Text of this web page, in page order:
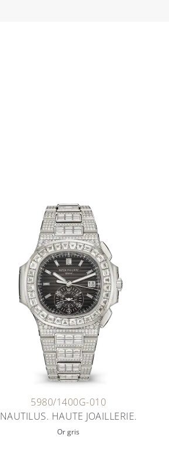
5980/1400G-010
NAUTILUS. HAUTE JOAILLERIE.
Or gris